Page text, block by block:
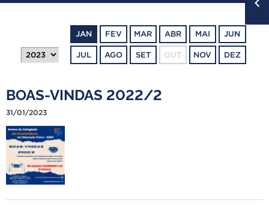
JAN FEV MAR ABR MAI JUN
JUL AGO SET OUT NOV DEZ
BOAS-VINDAS 2022/2
31/01/2023